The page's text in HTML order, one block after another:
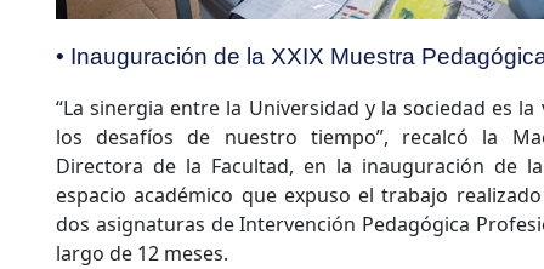
• Inauguración de la XXIX Muestra
“La sinergia entre la Universidad y la sociedad es
los desafíos de nuestro tiempo”, recalcó la
Directora de la Facultad, en la inauguración de
espacio académico que expuso el trabajo
dos asignaturas de Intervención Pedagógica
largo de 12 meses.